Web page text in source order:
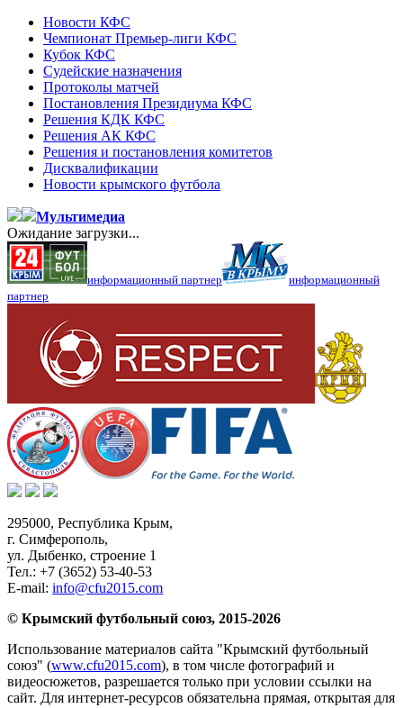
Новости КФС
Чемпионат Премьер-лиги КФС
Кубок КФС
Судейские назначения
Протоколы матчей
Постановления Президиума КФС
Решения КДК КФС
Решения АК КФС
Решения и постановления комитетов
Дисквалификации
Новости крымского футбола
Мультимедиа
Ожидание загрузки...
информационный партнер
информационный
партнер
295000, Республика Крым,
г. Симферополь,
ул. Дыбенко, строение 1
Тел.: +7 (3652) 53-40-53
E-mail: info@cfu2015.com
© Крымский футбольный союз, 2015-2026
Использование материалов сайта "Крымский футбольный
союз" (www.cfu2015.com), в том числе фотографий и
видеосюжетов, разрешается только при условии ссылки на
сайт. Для интернет-ресурсов обязательна прямая, открытая для